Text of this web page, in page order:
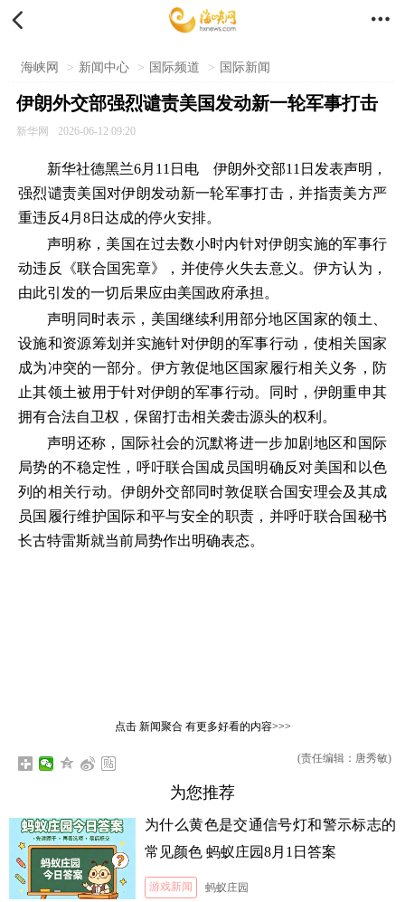
 
海峡网 > 新闻中心 > 国际频道 > 国际新闻
伊朗外交部强烈谴责美国发动新一轮军事打击
新华网 2026-06-12 09:20
新华社德黑兰6月11日电 伊朗外交部11日发表声明，
强烈谴责美国对伊朗发动新一轮军事打击，并指责美方严
重违反4月8日达成的停火安排。
声明称，美国在过去数小时内针对伊朗实施的军事行
动违反《联合国宪章》，并使停火失去意义。伊方认为，
由此引发的一切后果应由美国政府承担。
声明同时表示，美国继续利用部分地区国家的领土、
设施和资源筹划并实施针对伊朗的军事行动，使相关国家
成为冲突的一部分。伊方敦促地区国家履行相关义务，防
止其领土被用于针对伊朗的军事行动。同时，伊朗重申其
拥有合法自卫权，保留打击相关袭击源头的权利。
声明还称，国际社会的沉默将进一步加剧地区和国际
局势的不稳定性，呼吁联合国成员国明确反对美国和以色
列的相关行动。伊朗外交部同时敦促联合国安理会及其成
员国履行维护国际和平与安全的职责，并呼吁联合国秘书
长古特雷斯就当前局势作出明确表态。
点击 新闻聚合有更多好看的内容>>>
(责任编辑：唐秀敏)
为您推荐
为什么黄色是交通信号灯和警示标志的
常见颜色 蚂蚁庄园8月1日答案
游戏新闻 蚂蚁庄园